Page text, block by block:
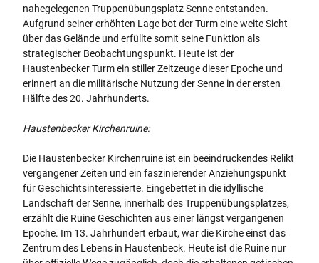
nahegelegenen Truppenübungsplatz Senne entstanden.
Aufgrund seiner erhöhten Lage bot der Turm eine weite Sicht
über das Gelände und erfüllte somit seine Funktion als
strategischer Beobachtungspunkt. Heute ist der
Haustenbecker Turm ein stiller Zeitzeuge dieser Epoche und
erinnert an die militärische Nutzung der Senne in der ersten
Hälfte des 20. Jahrhunderts.
Haustenbecker Kirchenruine:
Die Haustenbecker Kirchenruine ist ein beeindruckendes Relikt
vergangener Zeiten und ein faszinierender Anziehungspunkt
für Geschichtsinteressierte. Eingebettet in die idyllische
Landschaft der Senne, innerhalb des Truppenübungsplatzes,
erzählt die Ruine Geschichten aus einer längst vergangenen
Epoche. Im 13. Jahrhundert erbaut, war die Kirche einst das
Zentrum des Lebens in Haustenbeck. Heute ist die Ruine nur